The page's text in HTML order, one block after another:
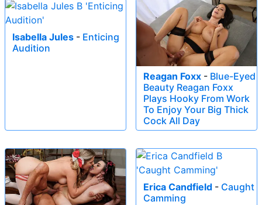
Isabella Jules - Enticing
Audition
Reagan Foxx - Blue-Eyed
Beauty Reagan Foxx
Plays Hooky From Work
To Enjoy Your Big Thick
Cock All Day
Erica Candfield - Caught
Camming